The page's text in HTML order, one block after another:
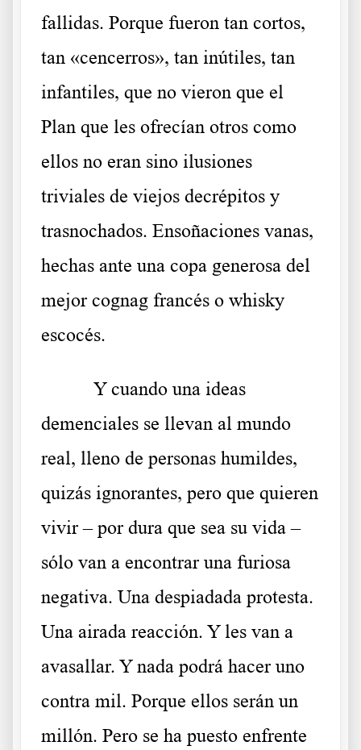
fallidas. Porque fueron tan cortos,
tan «cencerros», tan inútiles, tan
infantiles, que no vieron que el
Plan que les ofrecían otros como
ellos no eran sino ilusiones
triviales de viejos decrépitos y
trasnochados. Ensoñaciones vanas,
hechas ante una copa generosa del
mejor cognag francés o whisky
escocés.
Y cuando una ideas
demenciales se llevan al mundo
real, lleno de personas humildes,
quizás ignorantes, pero que quieren
vivir – por dura que sea su vida –
sólo van a encontrar una furiosa
negativa. Una despiadada protesta.
Una airada reacción. Y les van a
avasallar. Y nada podrá hacer uno
contra mil. Porque ellos serán un
millón. Pero se ha puesto enfrente